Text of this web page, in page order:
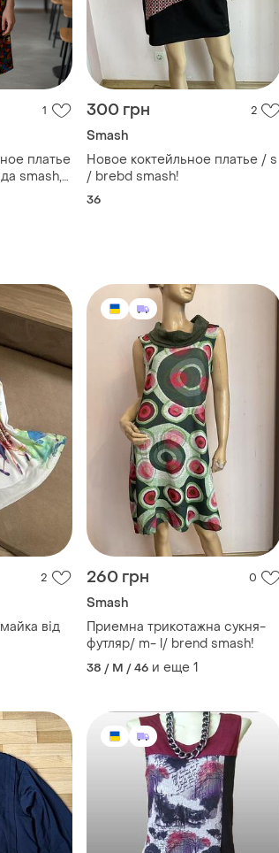
1
платье
smash,
300 грн 2
Smash
Новое коктейльное платье / s
/ brebd smash!
36
2
від
260 грн 0
Smash
Приемна трикотажна сукня-
футляр/ m- l/ brend smash!
38 / M / 46 и еще 1